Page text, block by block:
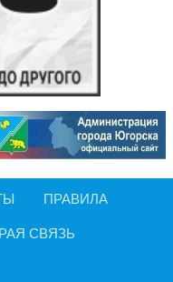
ПРАВИЛА
СВЯЗЬ